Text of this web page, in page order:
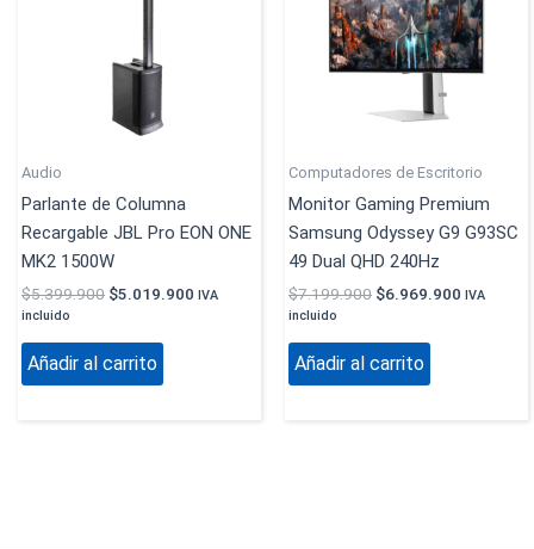
Audio
Parlante de Columna
Recargable JBL Pro EON ONE
MK2 1500W
$5.399.900 $5.019.900 IVA
incluido
Añadir al carrito
Computadores de Escritorio
Monitor Gaming Premium
Samsung Odyssey G9 G93SC
49 Dual QHD 240Hz
$7.199.900 $6.969.900 IVA
incluido
Añadir al carrito